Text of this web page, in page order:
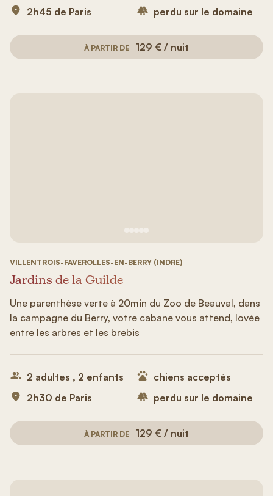
2h45 de Paris
perdu sur le domaine
À PARTIR DE 129 € / nuit
VILLENTROIS-FAVEROLLES-EN-BERRY (INDRE)
Jardins de la Guilde
Une parenthèse verte à 20min du Zoo de Beauval, dans
la campagne du Berry, votre cabane vous attend, lovée
entre les arbres et les brebis
2 adultes , 2 enfants
2h30 de Paris
chiens acceptés
perdu sur le domaine
À PARTIR DE 129 € / nuit